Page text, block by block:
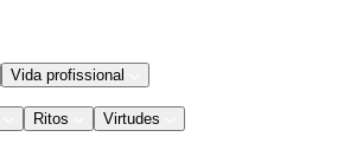
Vida profissional
Ritos Virtudes